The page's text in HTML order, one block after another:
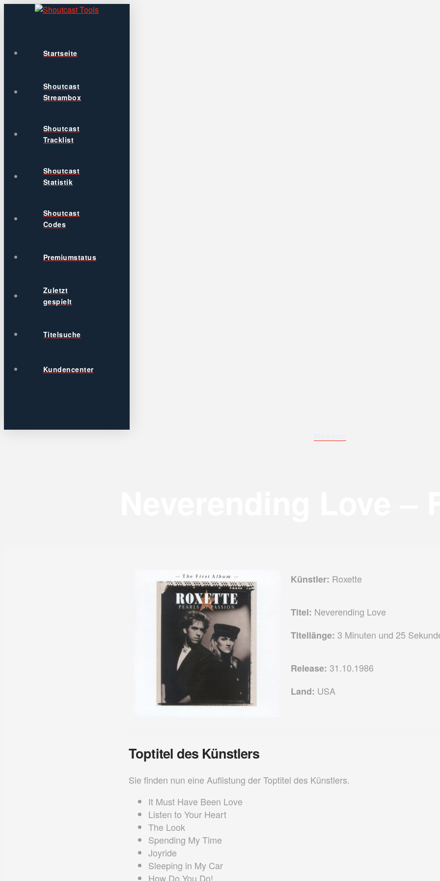
Startseite
Shoutcast
Streambox
Shoutcast
Tracklist
Shoutcast
Statistik
Shoutcast
Codes
Premiumstatus
Zuletzt
gespielt
Titelsuche
Kundencenter
Künstler: Roxette
Titel: Neverending Love
Titellänge: 3 Minuten und 25
Release: 31.10.1986
Land: USA
Toptitel des Künstlers
Sie finden nun eine Auflistung der Toptitel des Künstlers.
It Must Have Been Love
Listen to Your Heart
The Look
Spending My Time
Joyride
Sleeping in My Car
How Do You Do!